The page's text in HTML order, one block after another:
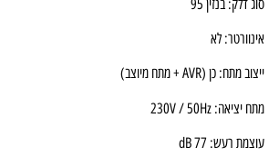
סוג דלק: בנזין 95
אינוורטר: לא
ייצוב מתח: כן (AVR + מתח מיוצב)
מתח יציאה: 230V / 50Hz
עוצמת רעש: 77 dB